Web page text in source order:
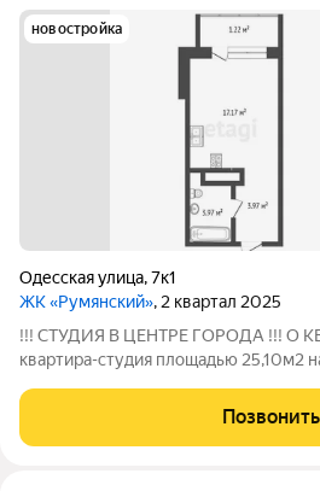
новостройка
Одесская улица,7к1
ЖК «Румянский», 2 квартал 2025
!!! СТУДИЯ В ЦЕНТРЕ ГОРОДА !!! О
квартира-студия площадью 25,10м2
- Жилой комплекс "Румянский" - это
комфортабельный жилой комплекс,
Позвонить